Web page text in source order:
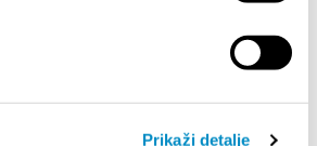
Prikaži detalje